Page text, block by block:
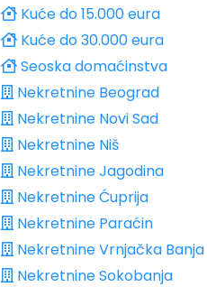
Kuće do 15.000 eura
Kuće do 30.000 eura
Seoska domaćinstva
Nekretnine Beograd
Nekretnine Novi Sad
Nekretnine Niš
Nekretnine Jagodina
Nekretnine Ćuprija
Nekretnine Paraćin
Nekretnine Vrnjačka Banja
Nekretnine Sokobanja